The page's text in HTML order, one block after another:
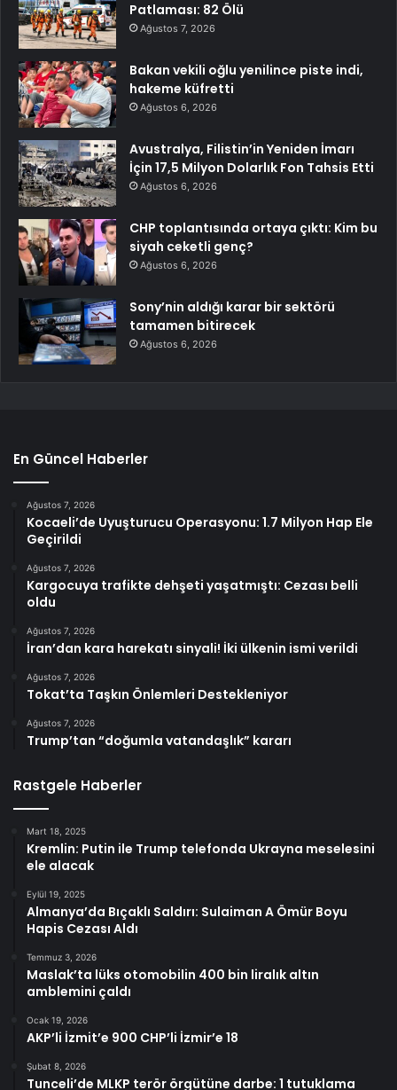
Patlaması: 82 Ölü
Ağustos 7, 2026
Bakan vekili oğlu yenilince piste indi,
hakeme küfretti
Ağustos 6, 2026
Avustralya, Filistin’in Yeniden İmarı
İçin 17,5 Milyon Dolarlık Fon Tahsis Etti
Ağustos 6, 2026
CHP toplantısında ortaya çıktı: Kim bu
siyah ceketli genç?
Ağustos 6, 2026
Sony’nin aldığı karar bir sektörü
tamamen bitirecek
Ağustos 6, 2026
En Güncel Haberler
Ağustos 7, 2026
Kocaeli’de Uyuşturucu Operasyonu: 1.7 Milyon Hap Ele
Geçirildi
Ağustos 7, 2026
Kargocuya trafikte dehşeti yaşatmıştı: Cezası belli
oldu
Ağustos 7, 2026
İran’dan kara harekatı sinyali! İki ülkenin ismi verildi
Ağustos 7, 2026
Tokat’ta Taşkın Önlemleri Destekleniyor
Ağustos 7, 2026
Trump’tan “doğumla vatandaşlık” kararı
Rastgele Haberler
Mart 18, 2025
Kremlin: Putin ile Trump telefonda Ukrayna meselesini
ele alacak
Eylül 19, 2025
Almanya’da Bıçaklı Saldırı: Sulaiman A Ömür Boyu
Hapis Cezası Aldı
Temmuz 3, 2026
Maslak’ta lüks otomobilin 400 bin liralık altın
amblemini çaldı
Ocak 19, 2026
AKP’li İzmit’e 900 CHP’li İzmir’e 18
Şubat 8, 2026
Tunceli’de MLKP terör örgütüne darbe: 1 tutuklama